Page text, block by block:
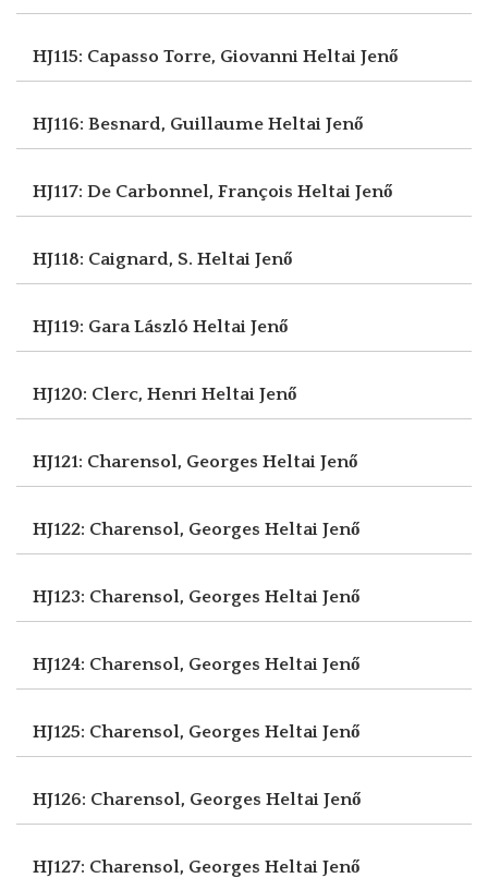
HJ115: Capasso Torre, Giovanni Heltai Jenő
HJ116: Besnard, Guillaume Heltai Jenő
HJ117: De Carbonnel, François Heltai Jenő
HJ118: Caignard, S. Heltai Jenő
HJ119: Gara László Heltai Jenő
HJ120: Clerc, Henri Heltai Jenő
HJ121: Charensol, Georges Heltai Jenő
HJ122: Charensol, Georges Heltai Jenő
HJ123: Charensol, Georges Heltai Jenő
HJ124: Charensol, Georges Heltai Jenő
HJ125: Charensol, Georges Heltai Jenő
HJ126: Charensol, Georges Heltai Jenő
HJ127: Charensol, Georges Heltai Jenő